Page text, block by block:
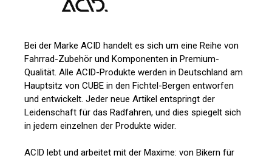
Bei der Marke ACID handelt es sich um eine Reihe von
Fahrrad-Zubehör und Komponenten in Premium-
Qualität. Alle ACID-Produkte werden in Deutschland am
Hauptsitz von CUBE in den Fichtel-Bergen entworfen
und entwickelt. Jeder neue Artikel entspringt der
Leidenschaft für das Radfahren, und dies spiegelt sich
in jedem einzelnen der Produkte wider.
ACID lebt und arbeitet mit der Maxime: von Bikern für